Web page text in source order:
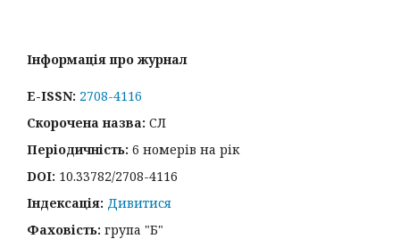
Інформація про журнал
E-ISSN: 2708-4116
Скорочена назва: СЛ
Періодичність: 6 номерів на рік
DOI: 10.33782/2708-4116
Індексація: Дивитися
Фаховість: група "Б"